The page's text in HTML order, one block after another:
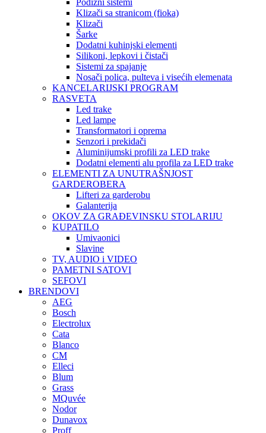
Podizni sistemi
Klizači sa stranicom (fioka)
Klizači
Šarke
Dodatni kuhinjski elementi
Silikoni, lepkovi i čistači
Sistemi za spajanje
Nosači polica, pulteva i visećih elemenata
KANCELARIJSKI PROGRAM
RASVETA
Led trake
Led lampe
Transformatori i oprema
Senzori i prekidači
Aluminijumski profili za LED trake
Dodatni elementi alu profila za LED trake
ELEMENTI ZA UNUTRAŠNJOST
GARDEROBERA
Lifteri za garderobu
Galanterija
OKOV ZA GRAĐEVINSKU STOLARIJU
KUPATILO
Umivaonici
Slavine
TV, AUDIO i VIDEO
PAMETNI SATOVI
SEFOVI
BRENDOVI
AEG
Bosch
Electrolux
Cata
Blanco
CM
Elleci
Blum
Grass
MQuvée
Nodor
Dunavox
Proff